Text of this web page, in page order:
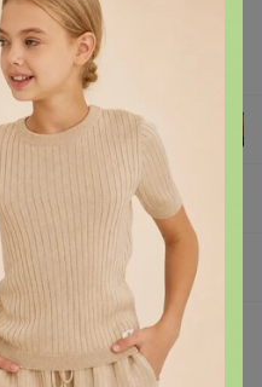
СП204 RALF RINGER by RIVERI-обувь для мужчин,женщин и детей***РАСПРОДАЖА***